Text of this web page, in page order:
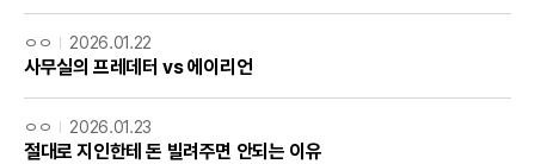
ㅇㅇ 2026.01.22
사무실의 프레데터 vs 에이리언
ㅇㅇ 2026.01.23
절대로 지인한테 돈 빌려주면 안되는 이유